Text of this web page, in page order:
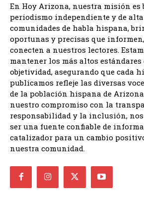
En Hoy Arizona, nuestra misión es
periodismo independiente y de
comunidades de habla hispana,
oportunas y precisas que
conecten a nuestros lectores.
mantener los más altos
objetividad, asegurando que cada
publicamos refleje las diversas
de la población hispana de
nuestro compromiso con la
responsabilidad y la inclusión,
ser una fuente confiable de
catalizador para un cambio
nuestra comunidad.